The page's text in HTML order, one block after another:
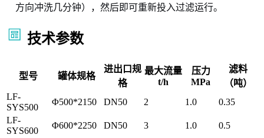
方向冲洗几分钟），然后即可重新投入过滤运行。
技术参数
型号 罐体规格
进出口规
格
最大流量
t/h
压力
MPa
滤料
（吨）
LF-
SYS500
Φ500*2150 DN50 2 1.0
0.35
LF-
SYS600
Φ600*2250 DN50 3 1.0
0.5